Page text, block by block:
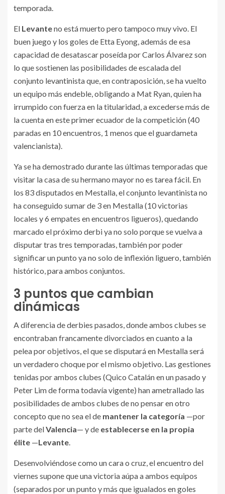
temporada.
El Levanteno está muerto pero tampoco muy vivo. El
buen juego y los goles de Etta Eyong, además de esa
capacidad de desatascar poseída por Carlos Álvarez son
lo que sostienen las posibilidades de escalada del
conjunto levantinista que, en contraposición, se ha vuelto
un equipo más endeble, obligando a Mat Ryan, quien ha
irrumpido con fuerza en la titularidad, a excederse más de
la cuenta en este primer ecuador de la competición (40
paradas en 10 encuentros, 1 menos que el guardameta
valencianista).
Ya se ha demostrado durante las últimas temporadas que
visitar la casa de su hermano mayor no es tarea fácil. En
los 83 disputados en Mestalla, el conjunto levantinista no
ha conseguido sumar de 3 en Mestalla (10 victorias
locales y 6 empates en encuentros ligueros), quedando
marcado el próximo derbi ya no solo porque se vuelva a
disputar tras tres temporadas, también por poder
significar un punto ya no solo de inflexión liguero, también
histórico, para ambos conjuntos.
3 puntos que cambian
dinámicas
A diferencia de derbies pasados, donde ambos clubes se
encontraban francamente divorciados en cuanto a la
pelea por objetivos, el que se disputará en Mestalla será
un verdadero choque por el mismo objetivo. Las gestiones
tenidas por ambos clubes (Quico Catalán en un pasado y
Peter Lim de forma todavía vigente) han ametrallado las
posibilidades de ambos clubes de no pensar en otro
concepto que no sea el de mantener la categoría —por
parte delValencia— y de establecerse en la propia
élite —Levante.
Desenvolviéndose como un cara o cruz, el encuentro del
viernes supone que una victoria aúpa a ambos equipos
(separados por un punto y más que igualados en goles